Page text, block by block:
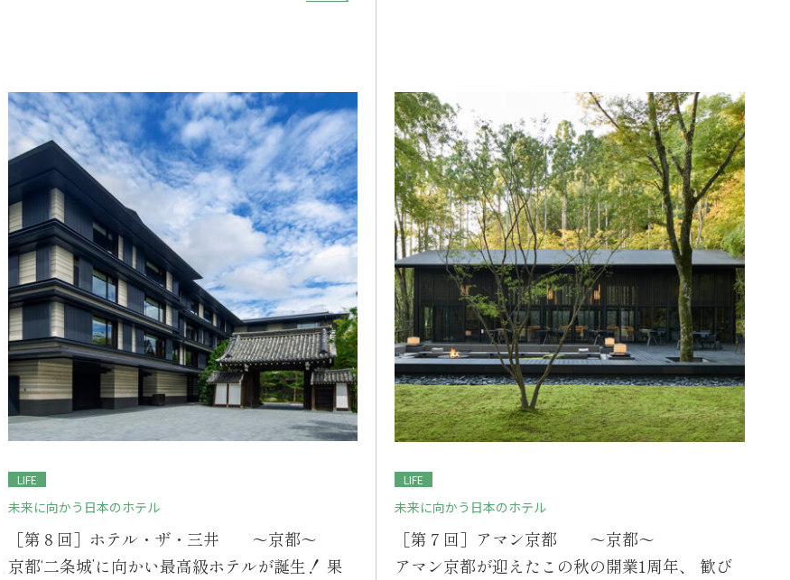
LIFE
未来に向かう日本のホテル
［第８回］ホテル・ザ・三井 ～京都～
京都‘二条城’に向かい最高級ホテルが誕生！ 果
LIFE
未来に向かう日本のホテル
［第７回］アマン京都 ～京都～
アマン京都が迎えたこの秋の開業1周年、 歓び